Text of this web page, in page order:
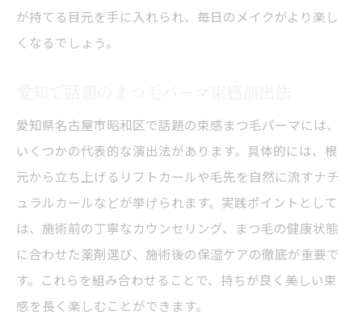
が持てる目元を手に入れられ、毎日のメイクがより楽し
くなるでしょう。
愛知県名古屋市昭和区で話題の束感まつ毛パーマには、
いくつかの代表的な演出法があります。具体的には、根
元から立ち上げるリフトカールや毛先を自然に流すナチ
ュラルカールなどが挙げられます。実践ポイントとして
は、施術前の丁寧なカウンセリング、まつ毛の健康状態
に合わせた薬剤選び、施術後の保湿ケアの徹底が重要で
す。これらを組み合わせることで、持ちが良く美しい束
感を長く楽しむことができます。